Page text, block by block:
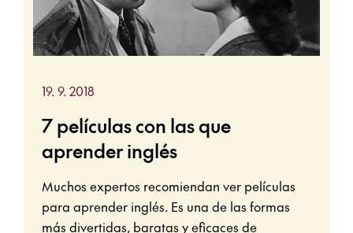
19. 9. 2018
7 películas con las que
aprender inglés
Muchos expertos recomiendan ver películas
para aprender inglés. Es una de las formas
más divertidas, baratas y eficaces de